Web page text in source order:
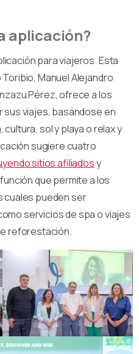
aplicación?
para viajeros. Esta
Manuel Alejandro
Pérez, ofrece a los
sus viajes, basándose en
sol y playa o relax y
sugiere cuatro
sitios afiliadosy
que permite a los
cuales pueden ser
servicios de spa o viajes
reforestación.